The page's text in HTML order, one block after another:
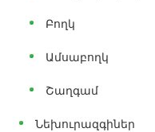
Բողկ
Ամսաբողկ
Շաղգամ
Նեխուրազգիներ